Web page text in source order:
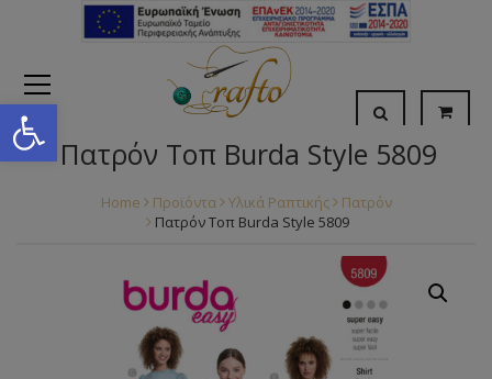
Open toolbar
Πατρόν Τοπ Burda Style 5809
Home Προϊόντα Υλικά Ραπτικής
Πατρόν
Πατρόν Τοπ Burda Style 5809